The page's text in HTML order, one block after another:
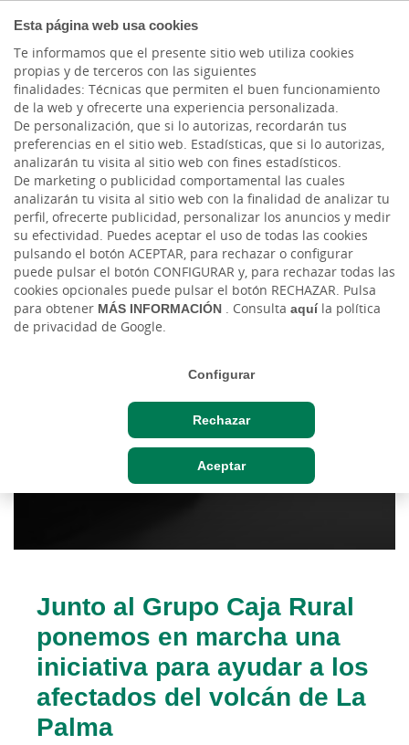
Esta página web usa cookies
Te informamos que el presente sitio web utiliza cookies
propias y de terceros con las siguientes
finalidades: Técnicas que permiten el buen funcionamiento
de la web y ofrecerte una experiencia personalizada.
De personalización, que si lo autorizas, recordarán tus
preferencias en el sitio web. Estadísticas, que si lo autorizas,
analizarán tu visita al sitio web con fines estadísticos.
De marketing o publicidad comportamental las cuales
analizarán tu visita al sitio web con la finalidad de analizar tu
perfil, ofrecerte publicidad, personalizar los anuncios y medir
su efectividad. Puedes aceptar el uso de todas las cookies
pulsando el botón ACEPTAR, para rechazar o configurar
puede pulsar el botón CONFIGURAR y, para rechazar todas las
cookies opcionales puede pulsar el botón RECHAZAR. Pulsa
para obtener MÁS INFORMACIÓN . Consulta aquíla política
de privacidad de Google.
Configurar
Rechazar
Aceptar
Cargando contenido, por favor espere...
CAJASIETE
Sala de Prensa
Junto al Grupo Caja Rural
ponemos en marcha una
iniciativa para ayudar a los
afectados del volcán de La
Palma